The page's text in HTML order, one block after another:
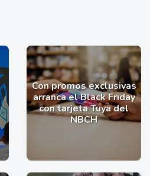
Con promos exclusivas
arranca el Black Friday
con tarjeta Tuya del
NBCH